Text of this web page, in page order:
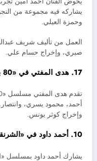
يشاركه فيه مجموعة من
وحمزة العيلي.
العمل من تأليف شريف
صبري، وإخراج حسام علي.
17. هدى المفتي في «80 باكو»
أحمد، محمود يسري،
وإخراج كوثر يونس.
10. أحمد داود في «الشرنقة»